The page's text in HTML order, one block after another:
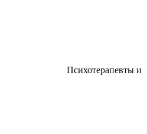
Психотерапевты и